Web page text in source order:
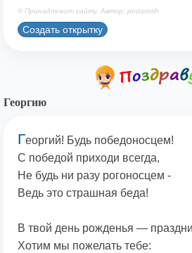
© Принадлежит сайту. Автор: podaristih
Создать открытку
Георгию
Георгий! Будь победоносцем!
С победой приходи всегда,
Не будь ни разу рогоносцем -
Ведь это страшная беда!
В твой день рожденья —
Хотим мы пожелать тебе: